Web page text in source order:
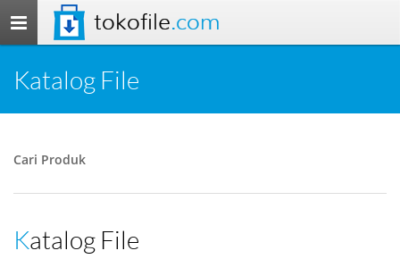
Toggle
navigation
tokofile.com
Katalog File
Cari Produk
Katalog File